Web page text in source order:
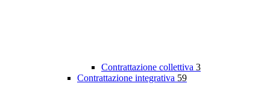
Contrattazione collettiva 3
Contrattazione integrativa 59